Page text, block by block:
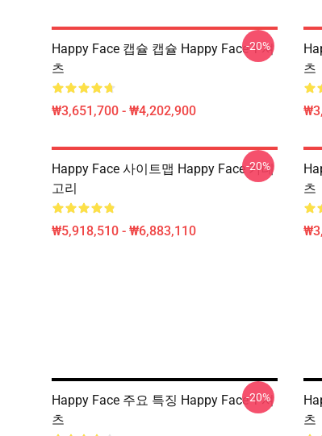
Happy Face 캡슐 캡슐 Happy Face T-셔
츠
₩3,651,700 - ₩4,202,900
-20%
츠
Happy Face 사이트맵 Happy Face 카테
고리
₩5,918,510 - ₩6,883,110
-20%
츠
Happy Face 주요 특징 Happy Face T-셔
츠
-20%
츠